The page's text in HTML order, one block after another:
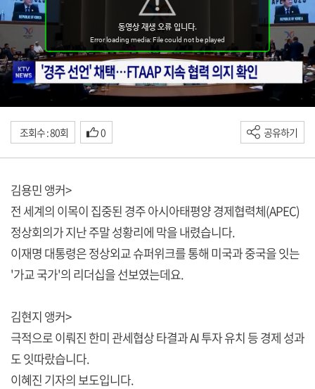
조회수 : 80회 0 공유하기
김용민 앵커>
전 세계의 이목이 집중된 경주 아시아태평양 경제협력체(APEC)
정상회의가 지난 주말 성황리에 막을 내렸습니다.
이재명 대통령은 정상외교 슈퍼위크를 통해 미국과 중국을 잇는
'가교 국가'의 리더십을 선보였는데요.
김현지 앵커>
극적으로 이뤄진 한미 관세협상 타결과 AI 투자 유치 등 경제 성과
도 잇따랐습니다.
이혜진 기자의 보도입니다.